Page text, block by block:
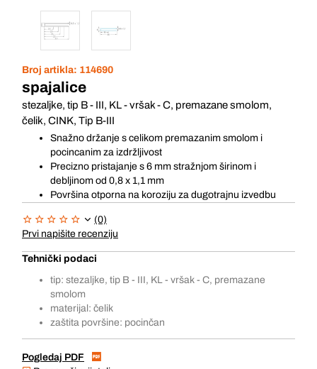
Broj artikla: 114690
spajalice
stezaljke, tip B - III, KL - vršak - C, premazane smolom,
čelik, CINK, Tip B-III
Snažno držanje s celikom premazanim smolom i
pocincanim za izdržljivost
Precizno pristajanje s 6 mm stražnjom širinom i
debljinom od 0,8 x 1,1 mm
Površina otporna na koroziju za dugotrajnu izvedbu
(0)
Prvi napišite recenziju
Tehnički podaci
tip: stezaljke, tip B - III, KL - vršak - C, premazane
smolom
materijal: čelik
zaštita površine: pocinčan
Pogledaj PDF